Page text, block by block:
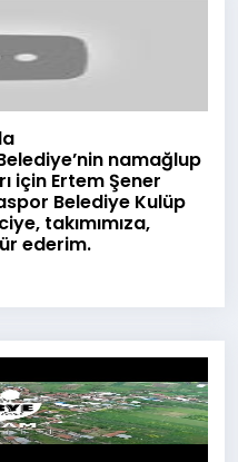
namağlup
için Ertem Şener
Belediye Kulüp
takımımıza,
ederim.